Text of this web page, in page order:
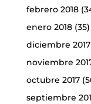
febrero 2018
enero 2018(35)
diciembre 2017
noviembre
octubre 2017
septiembre